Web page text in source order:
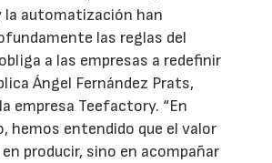
la automatización han
las reglas del
a las empresas a redefinir
Ángel Fernández Prats,
empresa Teefactory. “En
hemos entendido que el valor
producir, sino en acompañar